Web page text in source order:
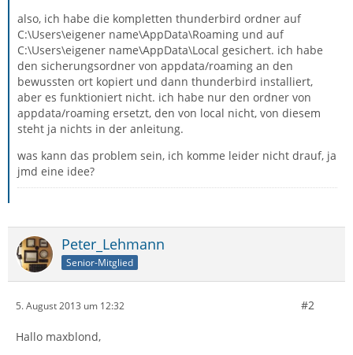
also, ich habe die kompletten thunderbird ordner auf
C:\Users\eigener name\AppData\Roaming und auf
C:\Users\eigener name\AppData\Local gesichert. ich habe
den sicherungsordner von appdata/roaming an den
bewussten ort kopiert und dann thunderbird installiert,
aber es funktioniert nicht. ich habe nur den ordner von
appdata/roaming ersetzt, den von local nicht, von diesem
steht ja nichts in der anleitung.
was kann das problem sein, ich komme leider nicht drauf, ja
jmd eine idee?
Peter_Lehmann
Senior-Mitglied
5. August 2013 um 12:32 #2
Hallo maxblond,